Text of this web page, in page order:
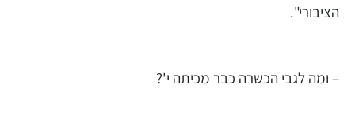
הציבורי".
– ומה לגבי הכשרה כבר מכיתה י'?